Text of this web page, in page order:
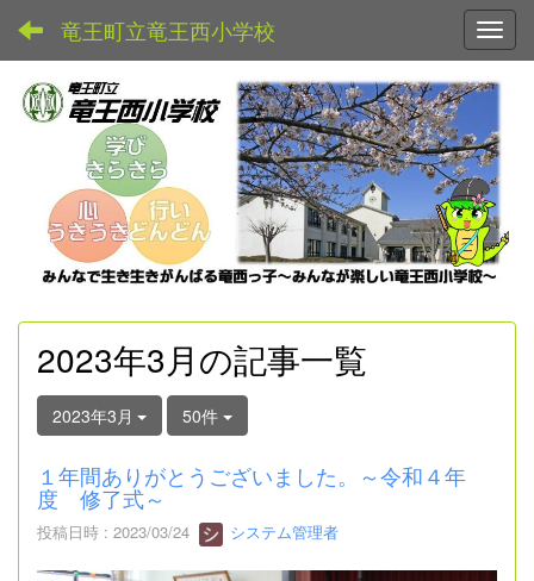
竜王町立竜王西小学校
2023年3月の記事一覧
2023年3月 50件
１年間ありがとうございました。～令和４年
度 修了式～
投稿日時 : 2023/03/24 システム管理者